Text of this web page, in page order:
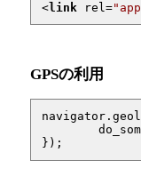
<link rel =
GPSの利用
});